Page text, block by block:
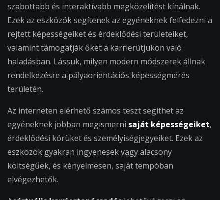
szabottabb és interaktívabb megközelítést kínálnak.
Ezek az eszközök segítenek az egyéneknek felfedezni a
rejtett képességeiket és érdeklődési területeiket,
valamint támogatják őket a karrierútjukon való
haladásban. Lássuk, milyen modern módszerek állnak
rendelkezésre a pályaorientációs képességmérés
területén.
Az interneten elérhető számos teszt segíthet az
egyéneknek jobban megismerni saját képességeiket,
érdeklődési körüket és személyiségjegyeiket. Ezek az
eszközök gyakran ingyenesek vagy alacsony
költségűek, és kényelmesen, saját tempóban
elvégezhetők.